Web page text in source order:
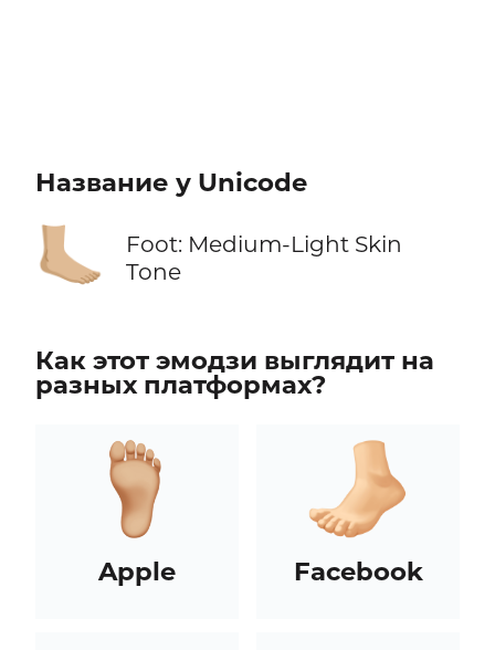
Название у Unicode
🦶🏼
Foot: Medium-Light Skin
Tone
Как этот эмодзи выглядит на
разных платформах?
Apple Facebook